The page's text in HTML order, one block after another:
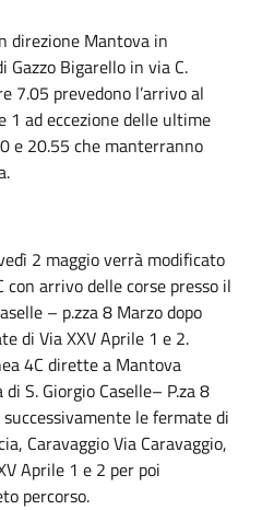
direzione Mantova in
Gazzo Bigarello in via C.
7.05 prevedono l’arrivo al
1 ad eccezione delle ultime
e 20.55 che manterranno
2 maggio verrà modificato
con arrivo delle corse presso il
– p.zza 8 Marzo dopo
di Via XXV Aprile 1 e 2.
4C dirette a Mantova
S. Giorgio Caselle– P.za 8
le fermate di
Caravaggio Via Caravaggio,
Aprile 1 e 2 per poi
percorso.